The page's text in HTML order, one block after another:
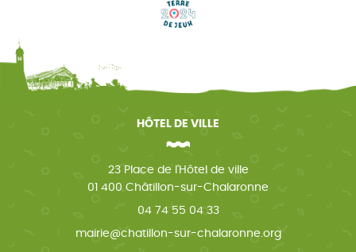
HÔTEL DE VILLE
23 Place de l'Hôtel de ville
01 400 Châtillon-sur-Chalaronne
04 74 55 04 33
mairie@chatillon-sur-chalaronne.org